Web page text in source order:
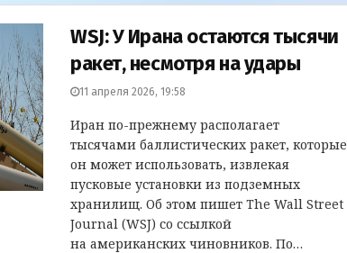
WSJ: У Ирана остаются тысячи
ракет, несмотря на удары
11 апреля 2026, 19:58
Иран по-прежнему располагает
тысячами баллистических ракет, которые
он может использовать, извлекая
пусковые установки из подземных
хранилищ. Об этом пишет The Wall Street
Journal (WSJ) со ссылкой
на американских чиновников. По…